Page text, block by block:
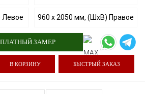
Левое 960 х 2050 мм, (ШхВ) Правое
ЗАМЕР
В КОРЗИНУ БЫСТРЫЙ ЗАКАЗ